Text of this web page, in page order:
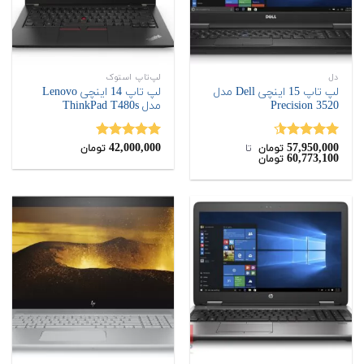
دل
لپ تاپ 15 اینچی Dell مدل
Precision 3520
نمره4.50
از 5
57,950,000 تومان ‌ تا ‌
60,773,100 تومان
لپ‌تاپ استوک
لپ تاپ 14 اینچی Lenovo
مدل ThinkPad T480s
نمره5.00
42,000,000 تومان